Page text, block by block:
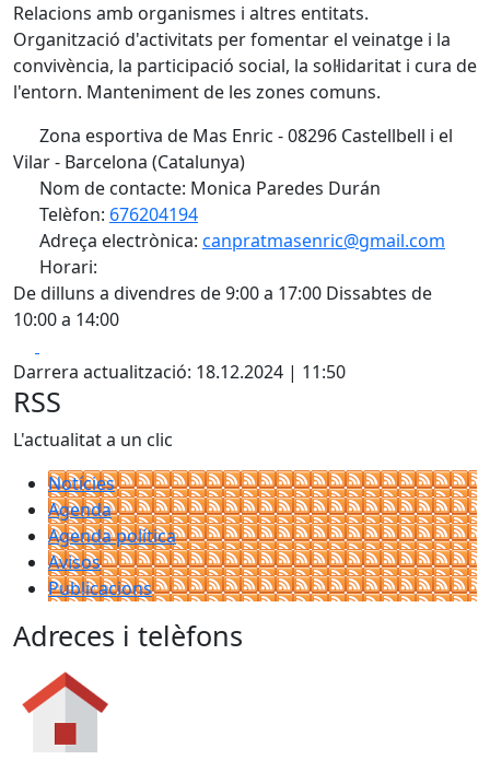
Relacions amb organismes i altres entitats.
Organització d'activitats per fomentar el veinatge i la
convivència, la participació social, la sol·lidaritat i cura de
l'entorn. Manteniment de les zones comuns.
Zona esportiva de Mas Enric - 08296 Castellbell i el
Vilar - Barcelona (Catalunya)
Nom de contacte: Monica Paredes Durán
Telèfon: 676204194
Adreça electrònica: canpratmasenric@gmail.com
Horari:
De dilluns a divendres de 9:00 a 17:00 Dissabtes de
10:00 a 14:00
Darrera actualització: 18.12.2024 | 11:50
RSS
L'actualitat a un clic
Notícies
Agenda
Agenda política
Avisos
Publicacions
Adreces i telèfons